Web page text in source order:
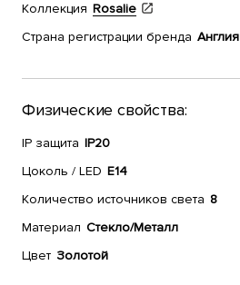
Коллекция Rosalie
Страна регистрации бренда Англия
Физические свойства:
IP защита IP20
Цоколь / LED E14
Количество источников света 8
Материал Стекло/Металл
Цвет Золотой